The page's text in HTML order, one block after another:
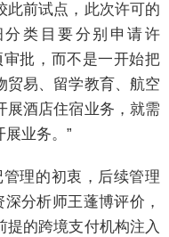
前试点，此次许可的
类目要分别申请许
批，而不是一开始把
贸易、留学教育、航空
展酒店住宿业务，就需
业务。”
理的初衷，后续管理
分析师王蓬博评价，
提的跨境支付机构注入